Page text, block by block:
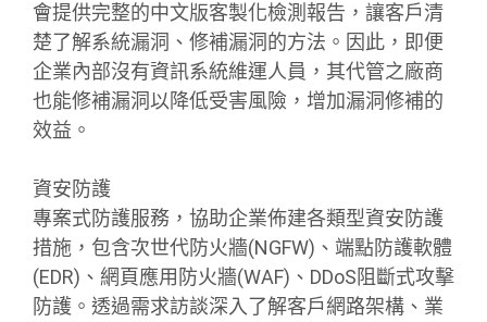
會提供完整的中文版客製化檢測報告，讓客戶清
楚了解系統漏洞、修補漏洞的方法。因此，即便
企業內部沒有資訊系統維運人員，其代管之廠商
也能修補漏洞以降低受害風險，增加漏洞修補的
效益。
資安防護
專案式防護服務，協助企業佈建各類型資安防護
措施，包含次世代防火牆(NGFW)、端點防護軟體
(EDR)、網頁應用防火牆(WAF)、DDoS阻斷式攻擊
防護。透過需求訪談深入了解客戶網路架構、業